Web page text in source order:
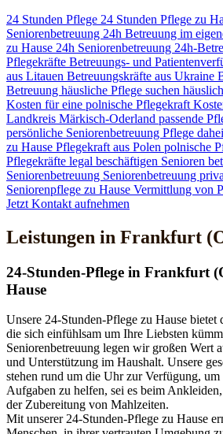
24 Stunden Pflege 24 Stunden Pflege zu
Seniorenbetreuung 24h Betreuung im
zu Hause 24h Seniorenbetreuung 24h-
Pflegekräfte Betreuungs- und
aus Litauen Betreuungskräfte aus Ukraine
Betreuung häusliche Pflege suchen
Kosten für eine polnische Pflegekraft
Landkreis Märkisch-Oderland passende
persönliche Seniorenbetreuung Pflege
zu Hause Pflegekraft aus Polen polnische
Pflegekräfte legal beschäftigen Senioren
Seniorenbetreuung Seniorenbetreuung
Seniorenpflege zu Hause Vermittlung von
Jetzt Kontakt aufnehmen
Leistungen in Frankfurt
24-Stunden-Pflege in Frankfurt
Hause
Unsere 24-Stunden-Pflege zu Hause
die sich einfühlsam um Ihre Liebsten
Seniorenbetreuung legen wir großen Wert
und Unterstützung im Haushalt. Unsere
stehen rund um die Uhr zur Verfügung,
Aufgaben zu helfen, sei es beim
der Zubereitung von Mahlzeiten.
Mit unserer 24-Stunden-Pflege zu Hause